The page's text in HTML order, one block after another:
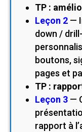
TP :
Leçon 2 —
down /
boutons,
pages et
TP :
Leçon 3 —
rapport à